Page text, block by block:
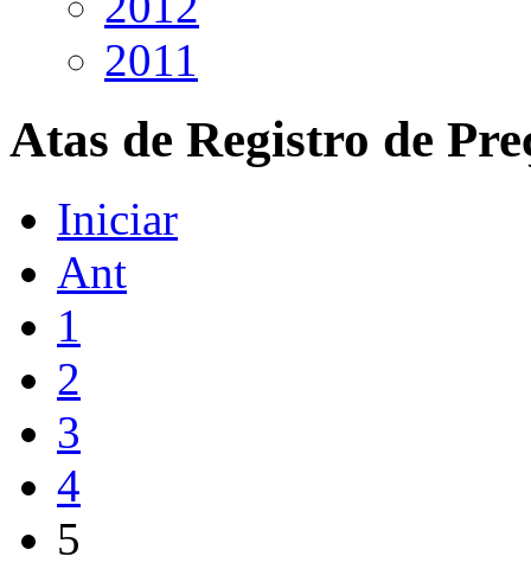
2011
Atas de Registro de
Iniciar
Ant
1
2
3
4
5